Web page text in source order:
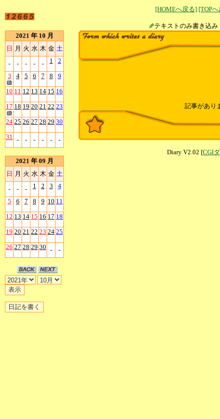
[HOMEへ戻る] [TOP
テキストのみ書
2021 年 10 月
日 月 火 水 木 金 土
- - - - - 1 2
3 4 5 6 7 8 9
10 11 12 13 14 15 16
17 18 19 20 21 22 23
24 25 26 27 28 29 30
31 - - - - - -
2021 年 09 月
日 月 火 水 木 金 土
- - - 1 2 3 4
5 6 7 8 9 10 11
12 13 14 15 16 17 18
19 20 21 22 23 24 25
26 27 28 29 30 - -
記事があり
Diary V2.02 [CGI